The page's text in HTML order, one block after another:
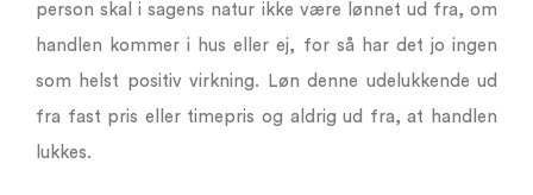
person skal i sagens natur ikke være lønnet ud fra, om
handlen kommer i hus eller ej, for så har det jo ingen
som helst positiv virkning. Løn denne udelukkende ud
fra fast pris eller timepris og aldrig ud fra, at handlen
lukkes.